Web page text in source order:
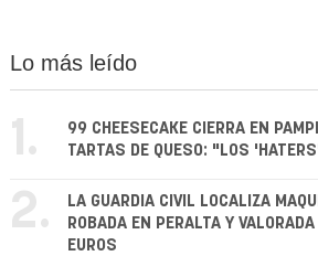
Lo más leído
1.
99 CHEESECAKE CIERRA EN
TARTAS DE QUESO: "LOS
2.
LA GUARDIA CIVIL LOCALIZA
ROBADA EN PERALTA Y
EUROS